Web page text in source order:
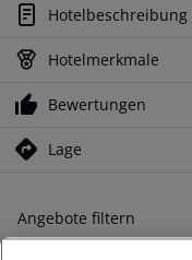
Hotelbeschreibung
Hotelmerkmale
Bewertungen
Lage
Angebote filtern
Ändern Sie Ihre